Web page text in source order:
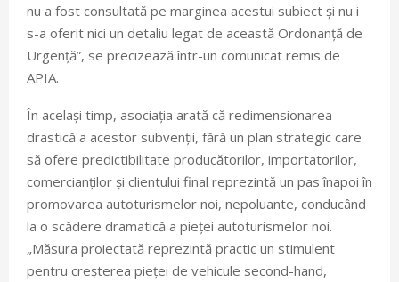
nu a fost consultată pe marginea acestui subiect și nu i
s-a oferit nici un detaliu legat de această Ordonanță de
Urgență”, se precizează într-un comunicat remis de
APIA.
În același timp, asociația arată că redimensionarea
drastică a acestor subvenții, fără un plan strategic care
să ofere predictibilitate producătorilor, importatorilor,
comercianților și clientului final reprezintă un pas înapoi în
promovarea autoturismelor noi, nepoluante, conducând
la o scădere dramatică a pieței autoturismelor noi.
„Măsura proiectată reprezintă practic un stimulent
pentru creșterea pieței de vehicule second-hand,